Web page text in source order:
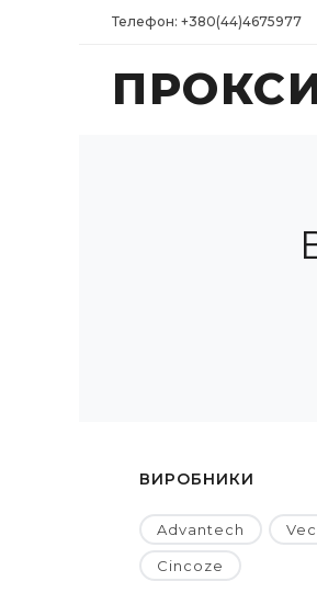
Телефон: +380(44)4675977
ВИРОБНИКИ
Advantech
Cincoze